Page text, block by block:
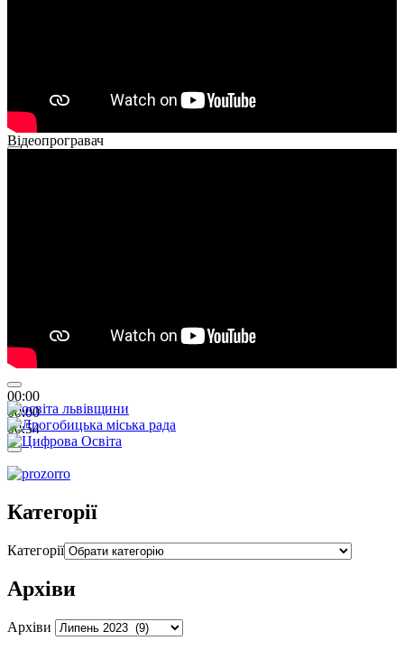
Відеопрогравач
00:00
00:00
00:54
Категорії
Категорії
Архіви
Архіви